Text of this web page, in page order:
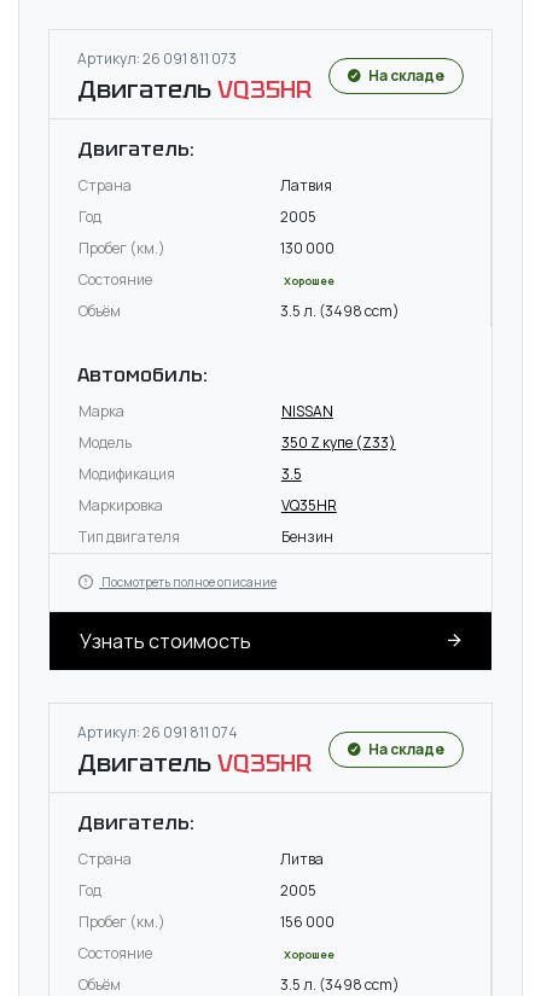
Артикул: 26 091 811 073
ДвигательVQ35HR На складе
Двигатель:
Страна
Латвия
Год
2005
Пробег (км.)
130 000
Состояние
Хорошее
Объём 3.5 л. (3498 ccm)
Автомобиль:
Марка
NISSAN
Модель
350 Z купе (Z33)
Модификация
3.5
Маркировка
VQ35HR
Тип двигателя
Бензин
Посмотреть полное описание
Узнать стоимость
Артикул: 26 091 811 074
ДвигательVQ35HR На складе
Двигатель:
Страна
Литва
Год
2005
Пробег (км.)
156 000
Состояние
Хорошее
Объём 3.5 л. (3498 ccm)